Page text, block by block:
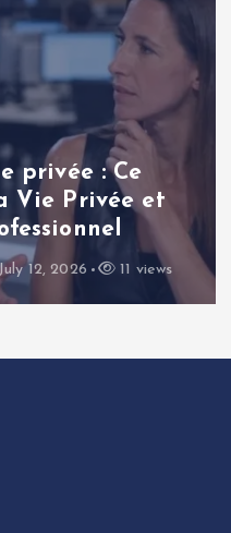
analyse
la carrière et de
journaliste
July 11, 2026 14 views